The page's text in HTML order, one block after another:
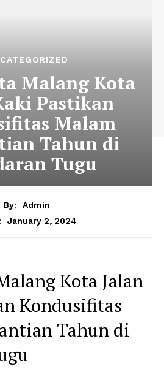
Malang Kota
Pastikan
Malam
Tahun di
Tugu
By:
Admin
January 2, 2024
Kota Jalan
Kondusifitas
Tahun di